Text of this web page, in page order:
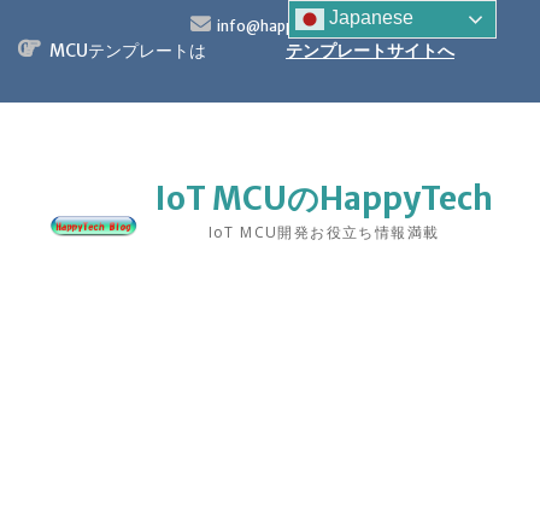
info@happytech.jp
MCUテンプレートは テンプレートサイトへ
IoT MCUのHappyTech
IoT MCU開発お役立ち情報満載
Japanese